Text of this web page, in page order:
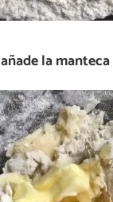
añade la manteca